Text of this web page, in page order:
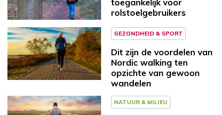
toegankelijk voor
rolstoelgebruikers
GEZONDHEID & SPORT
Dit zijn de voordelen van
Nordic walking ten
opzichte van gewoon
wandelen
NATUUR & MILIEU